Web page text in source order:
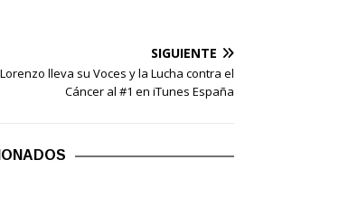
SIGUIENTE
lleva su Voces y la Lucha contra el
Cáncer al #1 en iTunes España